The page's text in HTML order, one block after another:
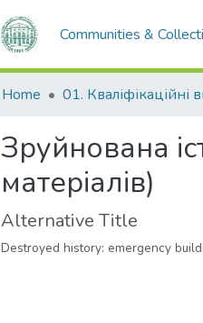
Communities &
Home
Зруйнована
матеріалів)
Alternative Title
Destroyed history: emergency